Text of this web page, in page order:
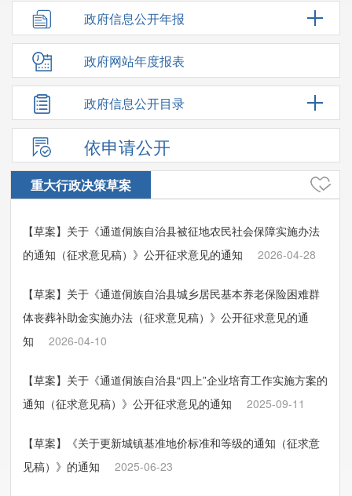
政府信息公开年报
政府网站年度报表
政府信息公开目录
依申请公开
重大行政决策草案
【草案】关于《通道侗族自治县被征地农民社会保障实施办法
的通知（征求意见稿）》公开征求意见的通知
2026-04-28
【草案】关于《通道侗族自治县城乡居民基本养老保险困难群
体丧葬补助金实施办法（征求意见稿）》公开征求意见的通
知
2026-04-10
【草案】关于《通道侗族自治县“四上”企业培育工作实施方案的
通知（征求意见稿）》公开征求意见的通知
2025-09-11
【草案】《关于更新城镇基准地价标准和等级的通知（征求意
见稿）》的通知
2025-06-23